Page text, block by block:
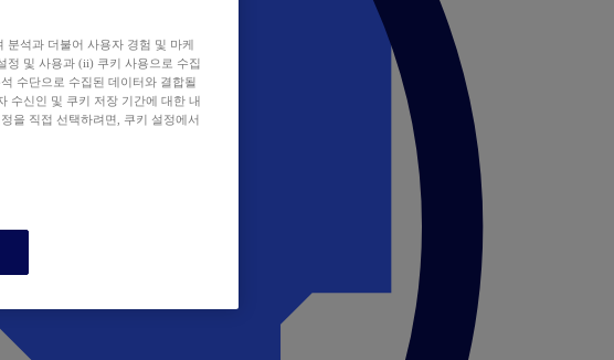
분석과 더불어 사용자 경험 및 마케
정 및 사용과 (ii) 쿠키 사용으로 수집
수단으로 수집된 데이터와 결합될
수신인 및 쿠키 저장 기간에 대한 내
을 직접 선택하려면, 쿠키 설정에서